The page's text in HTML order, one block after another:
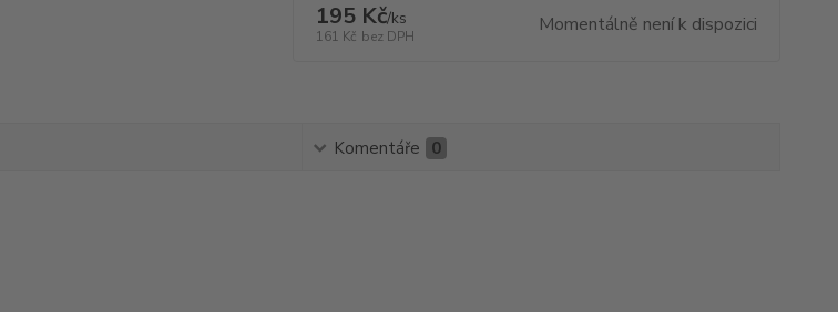
195 Kč/ks
161 Kč bez DPH Momentálně není k dispozici
Komentáře 0